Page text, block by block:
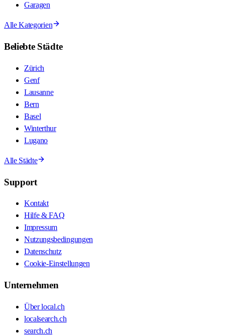
Garagen
Alle Kategorien
Beliebte Städte
Zürich
Genf
Lausanne
Bern
Basel
Winterthur
Lugano
Alle Städte
Support
Kontakt
Hilfe & FAQ
Impressum
Nutzungsbedingungen
Datenschutz
Cookie-Einstellungen
Unternehmen
Über local.ch
localsearch.ch
search.ch